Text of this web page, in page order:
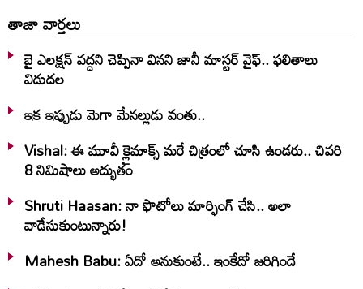
తాజా వార్తలు
బై ఎలక్షన్ వద్దని చెప్పినా వినని జానీ మాస్టర్ వైఫ్.. ఫలితాలు
విడుదల
ఇక ఇప్పుడు మెగా మేనల్లుడు వంతు..
Vishal: ఈ మూవీ క్లైమాక్స్ మరే చిత్రంలో చూసి ఉండరు.. చివరి
8 నిమిషాలు అద్భుతం
Shruti Haasan: నా ఫొటోలు మార్ఫింగ్ చేసి.. అలా
వాడేసుకుంటున్నారు!
Mahesh Babu: ఏదో అనుకుంటే.. ఇంకేదో జరిగిందే